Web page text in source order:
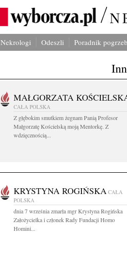
Nekrologi Odeszli Poradnik
MAŁGORZATA
CAŁA POLSKA
Z głębokim smutkiem żegnam Panią Profesor
Małgorzatę Kościelską moją Mentorkę. Z
wdzięcznością...
KRYSTYNA ROGIŃSKA CAŁA
POLSKA
dnia 7 września zmarła mgr Krystyna Rogińska
Założycielka i członek Rady Fundacji Homo
Homini...